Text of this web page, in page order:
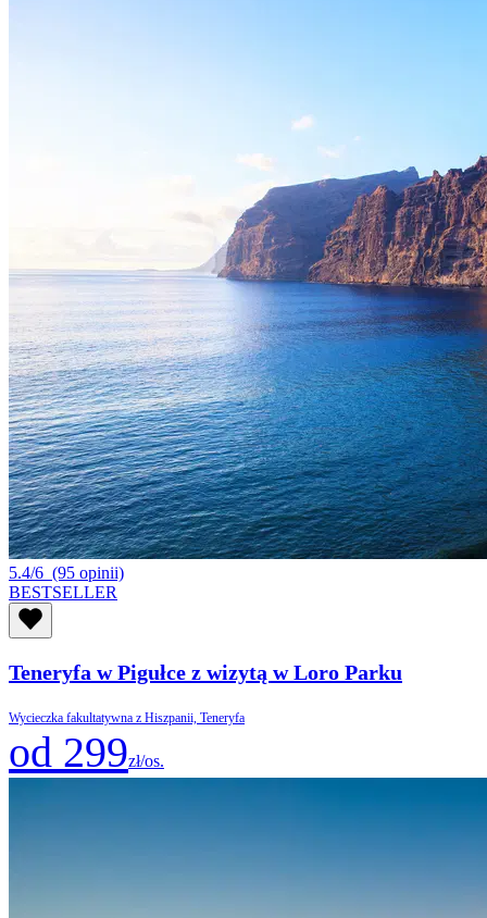
5.4/6 (95 opinii)
BESTSELLER
Teneryfa w Pigułce z wizytą w Loro Parku
Wycieczka fakultatywna z Hiszpanii, Teneryfa
od 299zł/os.